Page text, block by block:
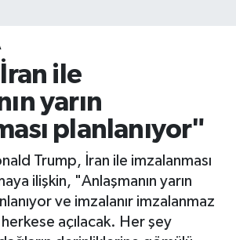
ile
yarın
planlanıyor"
Trump, İran ile imzalanması
ilişkin, "Anlaşmanın yarın
ve imzalanır imzalanmaz
açılacak. Her şey
Durumu ve Fikstür